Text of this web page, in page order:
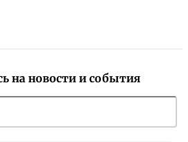
на новости и события